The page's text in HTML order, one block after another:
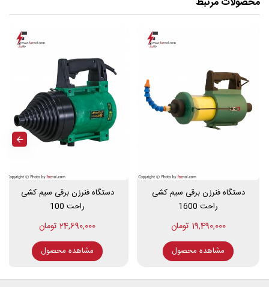
دستگاه فنرزن برقی سیم کشی
راحت 1600
19,490,000 تومان
مشاهده محصول
دستگاه فنرزن برقی سیم کشی
راحت 100
24,690,000 تومان
مشاهده محصول